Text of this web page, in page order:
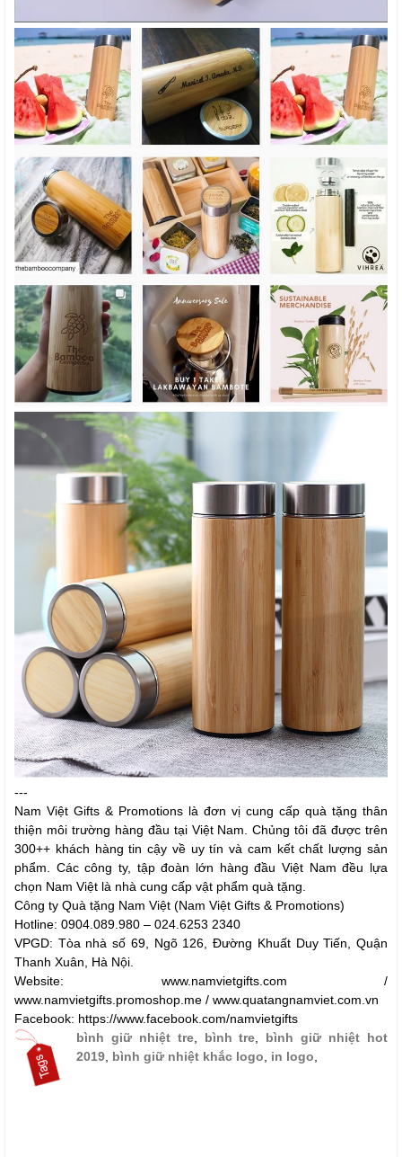
---
Nam Việt Gifts & Promotions là đơn vị cung cấp quà tặng thân
thiện môi trường hàng đầu tại Việt Nam. Chủng tôi đã được trên
300++ khách hàng tin cậy về uy tín và cam kết chất lượng sản
phẩm. Các công ty, tập đoàn lớn hàng đầu Việt Nam đều lựa
chọn Nam Việt là nhà cung cấp vật phẩm quà tặng.
Công ty Quà tặng Nam Việt (Nam Việt Gifts & Promotions)
Hotline: 0904.089.980 – 024.6253 2340
VPGD: Tòa nhà số 69, Ngõ 126, Đường Khuất Duy Tiến, Quận
Thanh Xuân, Hà Nội.
Website: www.namvietgifts.com /
www.namvietgifts.promoshop.me / www.quatangnamviet.com.vn
Facebook: https://www.facebook.com/namvietgifts
bình giữ nhiệt tre, bình tre, bình giữ nhiệt hot
2019, bình giữ nhiệt khắc logo, in logo,